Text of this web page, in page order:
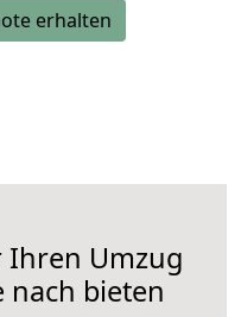
erhalten
Umzug
nach bieten